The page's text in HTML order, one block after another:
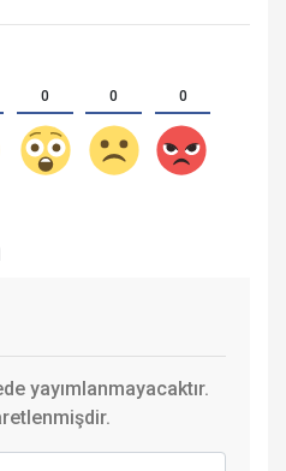
0 0 0
yayımlanmayacaktır.